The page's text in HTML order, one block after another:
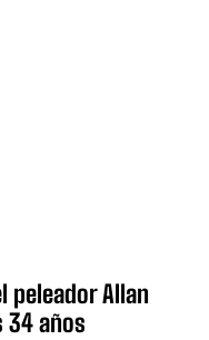
peleador Allan
34 años